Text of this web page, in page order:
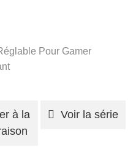
Pour Gamer
à la
Voir la série